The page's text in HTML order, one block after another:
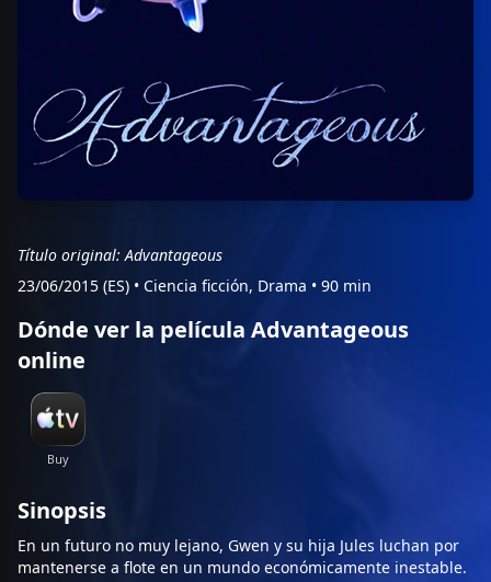
Título original: Advantageous
23/06/2015 (ES) • Ciencia ficción, Drama • 90 min
Dónde ver la película Advantageous
online
Sinopsis
En un futuro no muy lejano, Gwen y su hija Jules luchan por
mantenerse a flote en un mundo económicamente inestable.